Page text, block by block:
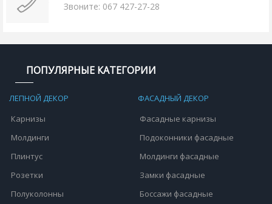
Звоните: 067 427-27-28
ПОПУЛЯРНЫЕ КАТЕГОРИИ
ЛЕПНОЙ ДЕКОР
Карнизы
Молдинги
Плинтус
Розетки
Полуколонны
ФАСАДНЫЙ ДЕКОР
Фасадные карнизы
Подоконники фасадные
Молдинги фасадные
Замки фасадные
Боссажи фасадные